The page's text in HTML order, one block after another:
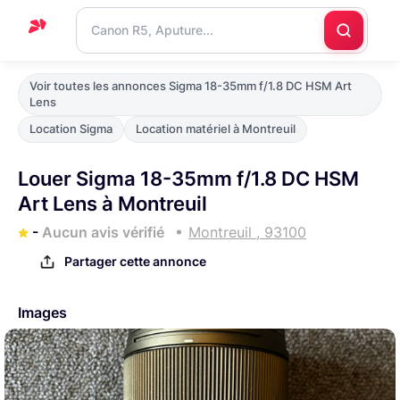
Accueil
Support
Blog
Nous
contacter
Voir toutes les annonces Sigma 18-35mm f/1.8 DC HSM Art
Lens
Location Sigma
Location matériel à Montreuil
Louer Sigma 18-35mm f/1.8 DC HSM
Art Lens à Montreuil
- Aucun avis vérifié Montreuil , 93100
Partager cette annonce
Images